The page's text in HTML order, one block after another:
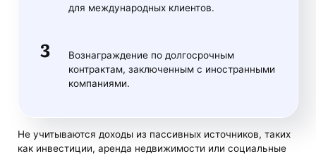
для международных клиентов.
Вознаграждение по долгосрочным
контрактам, заключенным с иностранными
компаниями.
Не учитываются доходы из пассивных источников, таких
как инвестиции, аренда недвижимости или социальные